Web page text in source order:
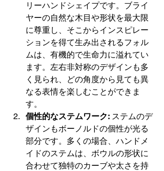
リーハンドシェイプです。ブライ
ヤーの自然な木目や形状を最大限
に尊重し、そこからインスピレー
ションを得て生み出されるフォル
ムは、有機的で生命力に溢れてい
ます。左右非対称のデザインも多
く見られ、どの角度から見ても異
なる表情を楽しむことができま
す。
個性的なステムワーク: ステムのデ
ザインもボーノルドの個性が光る
部分です。多くの場合、ハンドメ
イドのステムは、ボウルの形状に
合わせて独特のカーブや太さを持